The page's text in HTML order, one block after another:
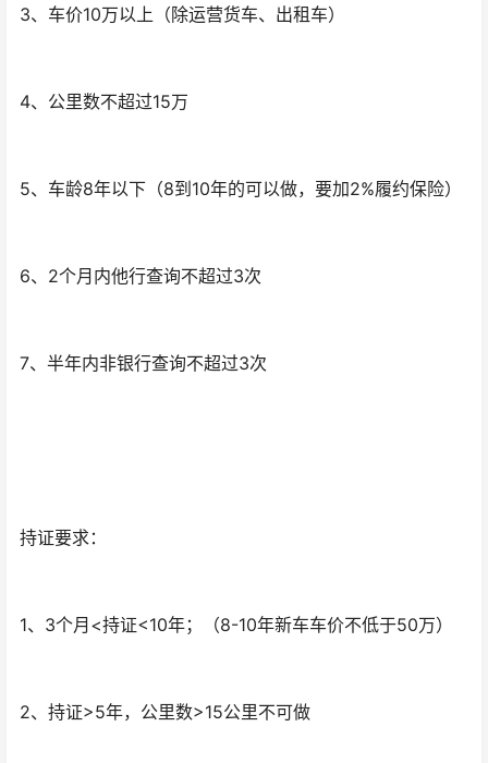
3、车价10万以上（除运营货车、出租车）
4、公里数不超过15万
5、车龄8年以下（8到10年的可以做，要加2%履约保险）
6、2个月内他行查询不超过3次
7、半年内非银行查询不超过3次
持证要求：
1、3个月<持证<10年；（8-10年新车车价不低于50万）
2、持证>5年，公里数>15公里不可做